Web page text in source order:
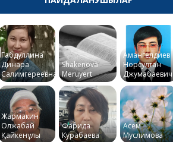
Габдуллина
Динара
Салимгереевна
Shakenova
Meruyert
Амангелдиев
Норсултан
Джумабаевич
Жармакин
Олжабай
Қайкенұлы
Фарида
Курабаева
Асем
Муслимова